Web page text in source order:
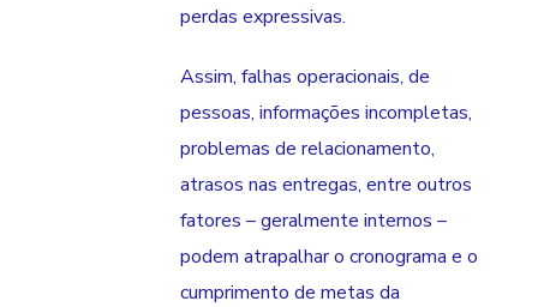
perdas expressivas.
Assim, falhas operacionais, de
pessoas, informações incompletas,
problemas de relacionamento,
atrasos nas entregas, entre outros
fatores – geralmente internos –
podem atrapalhar o cronograma e o
cumprimento de metas da